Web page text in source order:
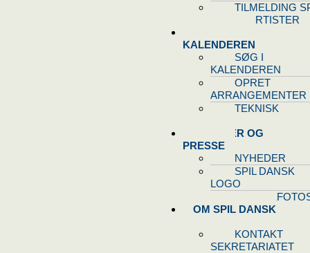
TILMELDING
DANSK ARTISTER
KALENDEREN
SØG I
KALENDEREN
OPRET
ARRANGEMENTER
TEKNISK
NYHEDER OG
PRESSE
NYHEDER
SPIL DANSK
LOGO
OM SPIL DANSK
KONTAKT
SEKRETARIATET